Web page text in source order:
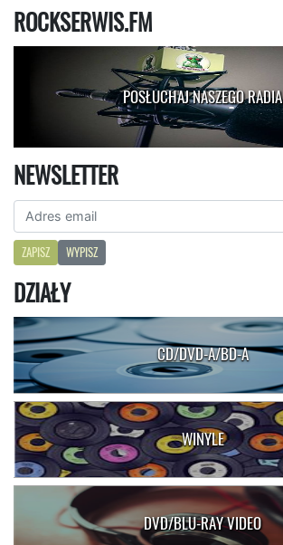
ROCKSERWIS.FM
POSŁUCHAJ NASZEGO RADIA
NEWSLETTER
ZAPISZ WYPISZ
DZIAŁY
CD/DVD-A/BD-A
WINYLE
DVD/BLU-RAY VIDEO